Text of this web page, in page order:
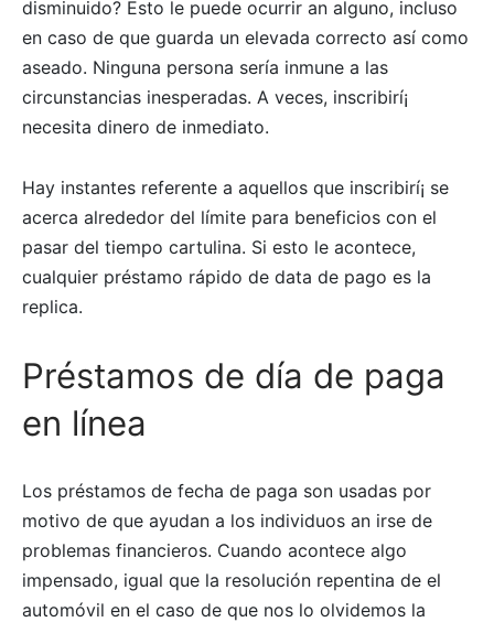
disminuido? Esto le puede ocurrir an alguno, incluso
en caso de que guarda un elevada correcto así­ como
aseado. Ninguna persona serí­a inmune a las
circunstancias inesperadas. A veces, inscribirí¡
necesita dinero de inmediato.
Hay instantes referente a aquellos que inscribirí¡ se
acerca alrededor del límite para beneficios con el
pasar del tiempo cartulina. Si esto le acontece,
cualquier préstamo rápido de data de pago es la
replica.
Préstamos de día de paga
en línea
Los préstamos de fecha de paga son usadas por
motivo de que ayudan a los individuos an irse de
problemas financieros. Cuando acontece algo
impensado, igual que la resolución repentina de el
automóvil en el caso de que nos lo olvidemos la